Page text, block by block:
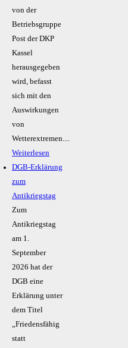
von der
Betriebsgruppe
Post der DKP
Kassel
herausgegeben
wird, befasst
sich mit den
Auswirkungen
von
Wetterextremen....
Weiterlesen
DGB-Erklärung
zum
Antikriegstag
Zum
Antikriegstag
am 1.
September
2026 hat der
DGB eine
Erklärung unter
dem Titel
„Friedensfähig
statt